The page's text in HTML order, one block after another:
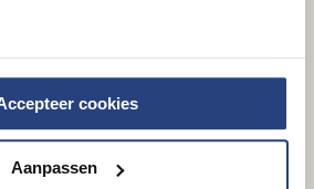
cookies
Aanpassen